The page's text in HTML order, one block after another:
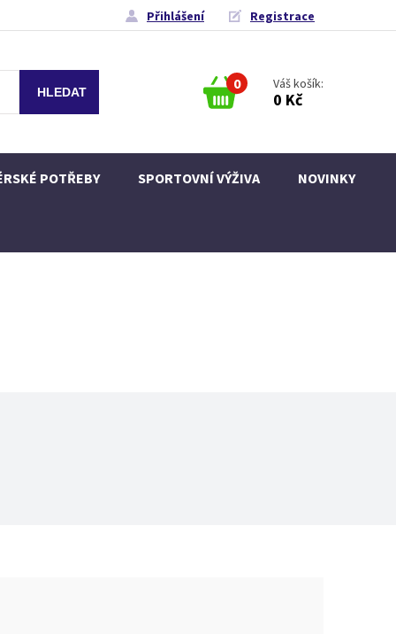
Přihlášení Registrace
0 Váš košík:
0 Kč
POTŘEBY SPORTOVNÍ VÝŽIVA NOVINKY